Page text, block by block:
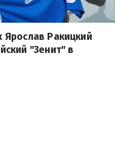
Ярослав Ракицкий
"Зенит" в